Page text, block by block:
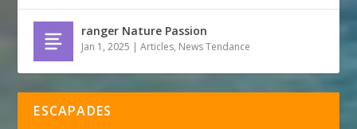
ranger Nature Passion
Jan 1, 2025 |Articles, News Tendance
ESCAPADES